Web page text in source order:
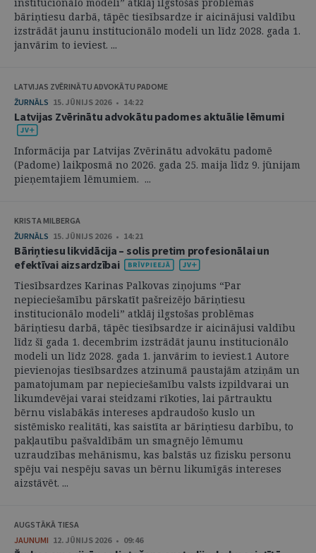
bāriņtiesu darbā, tāpēc tiesībsardze ir aicinājusi valdību
izstrādāt jaunu institucionālo modeli un līdz 2028. gada 1.
janvārim to ieviest. ...
LATVIJAS ZVĒRINĀTU ADVOKĀTU PADOME
ŽURNĀLS 15. JŪNIJS 2026 • 14:22
Latvijas Zvērinātu advokātu padomes aktuālie lēmumi
Informācija par Latvijas Zvērinātu advokātu padomē
(Padome) laikposmā no 2026. gada 25. maija līdz 9. jūnijam
pieņemtajiem lēmumiem. ...
KRISTA MILBERGA
ŽURNĀLS 15. JŪNIJS 2026 • 14:21
Bāriņtiesu likvidācija – solis pretim profesionālai un
efektīvai aizsardzībai
Tiesībsardzes Karinas Palkovas ziņojums “Par
nepieciešamību pārskatīt pašreizējo bāriņtiesu
institucionālo modeli” atklāj ilgstošas problēmas
bāriņtiesu darbā, tāpēc tiesībsardze ir aicinājusi valdību
līdz šī gada 1. decembrim izstrādāt jaunu institucionālo
modeli un līdz 2028. gada 1. janvārim to ieviest.1 Autore
pievienojas tiesībsardzes atzinumā paustajām atziņām un
pamatojumam par nepieciešamību valsts izpildvarai un
likumdevējai varai steidzami rīkoties, lai pārtrauktu
bērnu vislabākās intereses apdraudošo kuslo un
sistēmisko realitāti, kas saistīta ar bāriņtiesu darbību, to
pakļautību pašvaldībām un smagnējo lēmumu
uzraudzības mehānismu, kas balstās uz fizisku personu
spēju vai nespēju savas un bērnu likumīgās intereses
aizstāvēt. ...
AUGSTĀKĀ TIESA
JAUNUMI 12. JŪNIJS 2026 • 09:46